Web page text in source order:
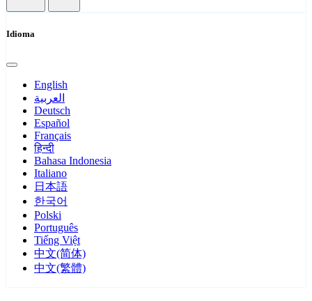
Idioma
English
العربية
Deutsch
Español
Français
हिन्दी
Bahasa Indonesia
Italiano
日本語
한국어
Polski
Português
Tiếng Việt
中文(简体)
中文(繁體)